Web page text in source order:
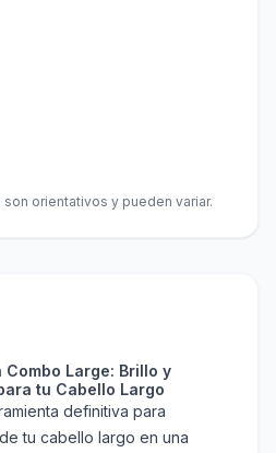
orientativos y pueden variar.
Large: Brillo y
tu Cabello Largo
definitiva para
tu cabello largo en una